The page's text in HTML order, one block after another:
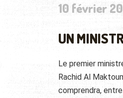
10 février
UN
Le premier
Rachid Al
comprendra,